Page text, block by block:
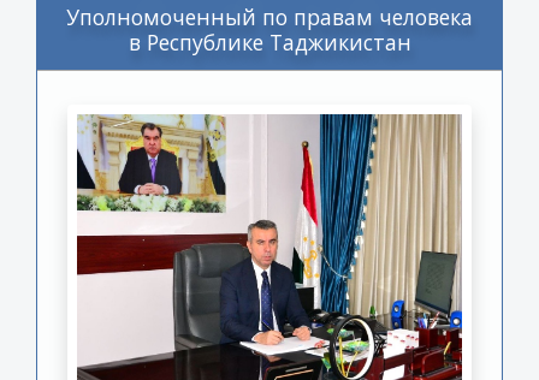
Уполномоченный по правам человека
в Республике Таджикистан